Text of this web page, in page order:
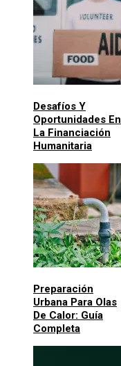
Desafíos Y
Oportunidades En
La Financiación
Humanitaria
Preparación
Urbana Para Olas
De Calor: Guía
Completa